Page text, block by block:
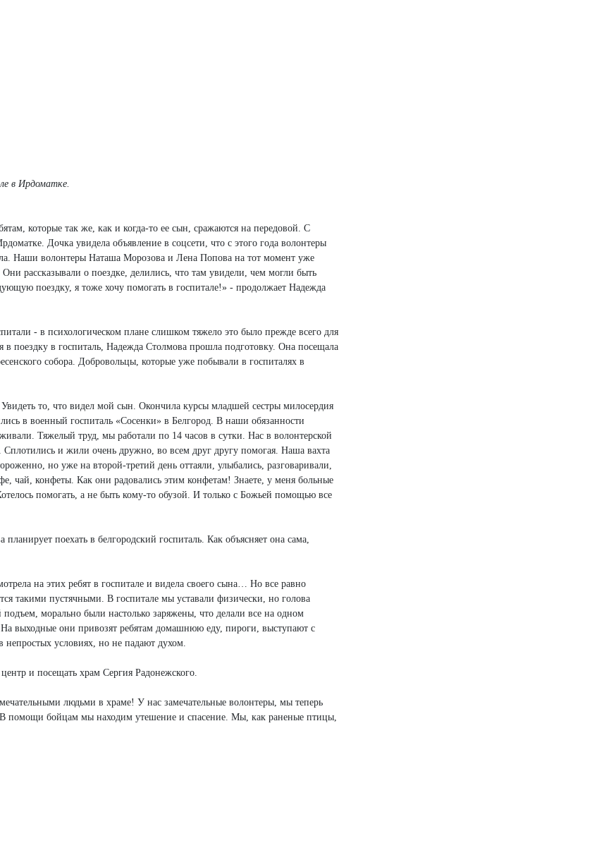
в Ирдоматке.
которые так же, как и когда-то ее сын, сражаются на передовой. С
Дочка увидела объявление в соцсети, что с этого года волонтеры
Наши волонтеры Наташа Морозова и Лена Попова на тот момент уже
рассказывали о поездке, делились, что там увидели, чем могли быть
поездку, я тоже хочу помогать в госпитале!» - продолжает Надежда
- в психологическом плане слишком тяжело это было прежде всего для
поездку в госпиталь, Надежда Столмова прошла подготовку. Она посещала
собора. Добровольцы, которые уже побывали в госпиталях в
то, что видел мой сын. Окончила курсы младшей сестры милосердия
в военный госпиталь «Сосенки» в Белгород. В наши обязанности
Тяжелый труд, мы работали по 14 часов в сутки. Нас в волонтерской
и жили очень дружно, во всем друг другу помогая. Наша вахта
но уже на второй-третий день оттаяли, улыбались, разговаривали,
чай, конфеты. Как они радовались этим конфетам! Знаете, у меня больные
помогать, а не быть кому-то обузой. И только с Божьей помощью все
поехать в белгородский госпиталь. Как объясняет она сама,
на этих ребят в госпитале и видела своего сына… Но все равно
такими пустячными. В госпитале мы уставали физически, но голова
морально были настолько заряжены, что делали все на одном
выходные они привозят ребятам домашнюю еду, пироги, выступают с
условиях, но не падают духом.
и посещать храм Сергия Радонежского.
людьми в храме! У нас замечательные волонтеры, мы теперь
помощи бойцам мы находим утешение и спасение. Мы, как раненые птицы,